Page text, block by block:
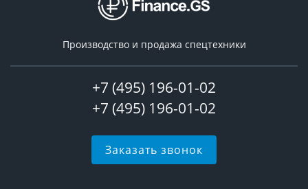
Производство и продажа спецтехники
+7 (495) 196-01-02
+7 (495) 196-01-02
Заказать звонок